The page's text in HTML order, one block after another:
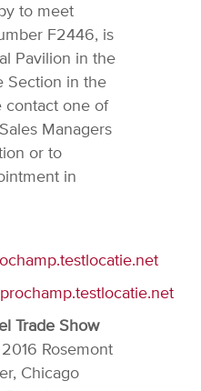
to meet
F2446, is
Pavilion in the
Section in the
contact one of
Managers
or to
in
Trade Show
Rosemont
Chicago